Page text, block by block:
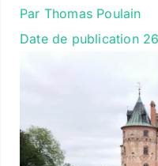
Par Thomas Poulain
Date de publication